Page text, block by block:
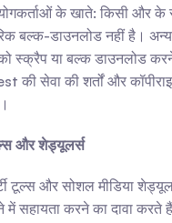
के खाते: किसी और के
बल्क-डाउनलोड नहीं है।
स्क्रैप या बल्क डाउनलोड
की सेवा की शर्तों और
और शेड्यूलर्स
टूल्स और सोशल मीडिया
सहायता करने का दावा करते